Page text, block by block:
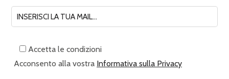
Accetta le condizioni
Acconsento alla vostra Informativa sulla Privacy